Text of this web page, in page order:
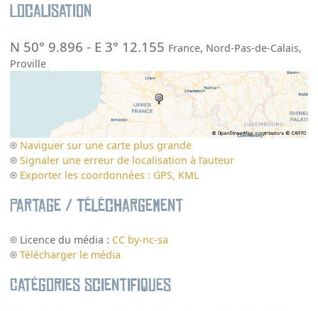
Localisation
N 50° 9.896 - E 3° 12.155 France, Nord-Pas-de-Calais,
Proville
Naviguer sur une carte plus grande
Signaler une erreur de localisation à l’auteur
Exporter les coordonnées : GPS, KML
Partage / Téléchargement
Licence du média : CC by-nc-sa
Télécharger le média
Catégories scientifiques